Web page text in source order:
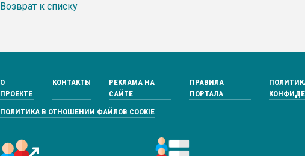
Возврат к списку
О
ПРОЕКТЕ
КОНТАКТЫ
РЕКЛАМА НА
САЙТЕ
ПРАВИЛА
ПОРТАЛА
ПОЛИТИКА В ОТНОШЕНИИ ФАЙЛОВ COOKIE